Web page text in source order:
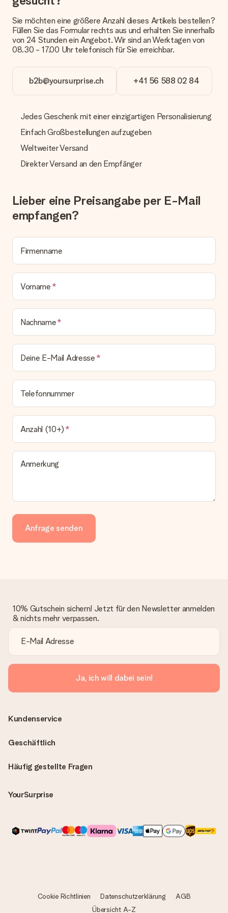
anbieten. Das Geschenk, das bestellt wird, wird als Paket oder
oder Päckchen geliefert wird, kontaktiere bitte unseren
Kundenservice.
Zahlung
Wie kann ich meine Bestellung bezahlen?
Wir bieten die folgenden Zahlungsoptionen an: Vorauskasse
mit normaler Überweisung, Sofortüberweisung, Paypal,
Kreditkarte oder auf Rechnung über Klarna. Bei einer
Geschenks jedoch um 3 Werktage.
Geschenk empfangen
Was, wenn das Geschenk meine Erwartungen nicht
erfüllt?
Lösungsvorschlag unterbreitet.
Wird die Rechnung mit der Bestellung mitverschickt?
Lieferschein. Die Rechnung zu deiner Bestellung erhältst du
zeitgleich mit der Bestätigungsmail und kannst sie jederzeit in
bleibt eine echte Überraschung!
Sie möchten eine größere Anzahl dieses Artikels bestellen?
Füllen Sie das Formular rechts aus und erhalten Sie innerhalb
von 24 Stunden ein Angebot. Wir sind an Werktagen von
08.30 - 17.00 Uhr telefonisch für Sie erreichbar.
b2b@yoursurprise.ch +41 56 588 02 84
Jedes Geschenk mit einer einzigartigen Personalisierung
Einfach Großbestellungen aufzugeben
Weltweiter Versand
Direkter Versand an den Empfänger
Lieber eine Preisangabe per E-Mail
empfangen?
Firmenname
Vorname
Nachname
Deine E-Mail Adresse
Telefonnummer
Anzahl (10+)
Anmerkung
Anfrage senden
10% Gutschein sichern! Jetzt für den Newsletter anmelden
& nichts mehr verpassen.
Ja, ich will dabei sein!
Häufig gestellte Fragen
YourSurprise
Kundenservice
Geschäftlich
Cookie Richtlinien Datenschutzerklärung
AGB
Übersicht A-Z